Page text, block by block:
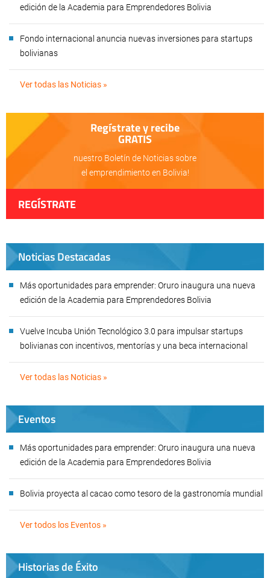
edición de la Academia para Emprendedores Bolivia
Fondo internacional anuncia nuevas inversiones para startups
bolivianas
Ver todas las Noticias »
Regístrate y recibe
GRATIS
nuestro Boletín de Noticias sobre
el emprendimiento en Bolivia!
REGÍSTRATE
Noticias Destacadas
Más oportunidades para emprender: Oruro inaugura una nueva
edición de la Academia para Emprendedores Bolivia
Vuelve Incuba Unión Tecnológico 3.0 para impulsar startups
bolivianas con incentivos, mentorías y una beca internacional
Ver todas las Noticias »
Eventos
Más oportunidades para emprender: Oruro inaugura una nueva
edición de la Academia para Emprendedores Bolivia
Bolivia proyecta al cacao como tesoro de la gastronomía mundial
Ver todos los Eventos »
Historias de Éxito